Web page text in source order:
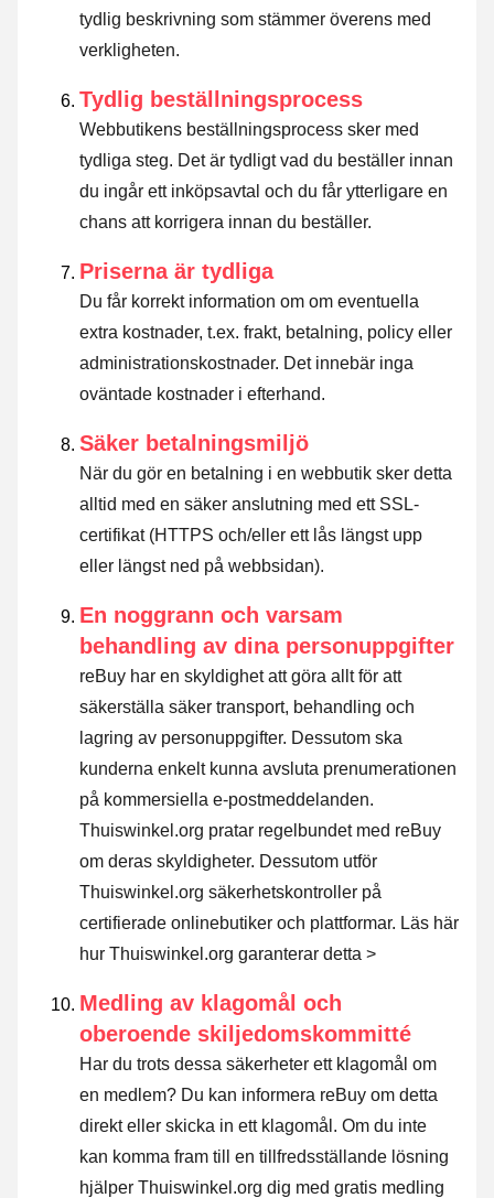
tydlig beskrivning som stämmer överens med
verkligheten.
Tydlig beställningsprocess
Webbutikens beställningsprocess sker med
tydliga steg. Det är tydligt vad du beställer innan
du ingår ett inköpsavtal och du får ytterligare en
chans att korrigera innan du beställer.
Priserna är tydliga
Du får korrekt information om om eventuella
extra kostnader, t.ex. frakt, betalning, policy eller
administrationskostnader. Det innebär inga
oväntade kostnader i efterhand.
Säker betalningsmiljö
När du gör en betalning i en webbutik sker detta
alltid med en säker anslutning med ett SSL-
certifikat (HTTPS och/eller ett lås längst upp
eller längst ned på webbsidan).
En noggrann och varsam
behandling av dina personuppgifter
reBuy har en skyldighet att göra allt för att
säkerställa säker transport, behandling och
lagring av personuppgifter. Dessutom ska
kunderna enkelt kunna avsluta prenumerationen
på kommersiella e-postmeddelanden.
Thuiswinkel.org pratar regelbundet med reBuy
om deras skyldigheter. Dessutom utför
Thuiswinkel.org säkerhetskontroller på
certifierade onlinebutiker och plattformar. Läs här
hur Thuiswinkel.org garanterar detta >
Medling av klagomål och
oberoende skiljedomskommitté
Har du trots dessa säkerheter ett klagomål om
en medlem? Du kan informera reBuy om detta
direkt eller skicka in ett klagomål . Om du inte
kan komma fram till en tillfredsställande lösning
hjälper Thuiswinkel.org dig med gratis medling